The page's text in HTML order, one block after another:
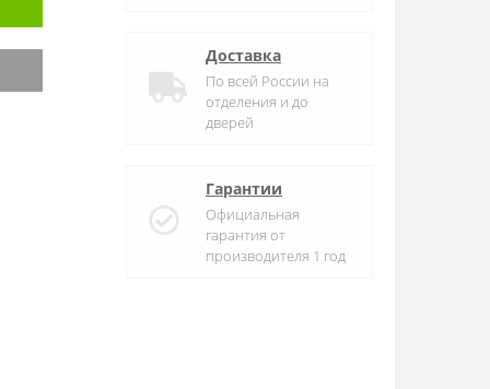
Доставка
По всей России на
отделения и до
дверей
Гарантии
Официальная
гарантия от
производителя 1 год